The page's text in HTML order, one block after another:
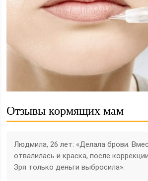
Отзывы кормящих мам
Людмила, 26 лет: «Делала брови.
отвалилась и краска, после
Зря только деньги выбросила».